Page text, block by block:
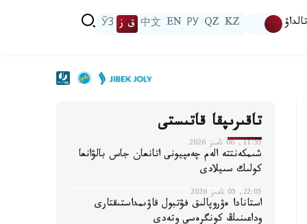
تالداۋ KZ
QZ
РУ
EN
中文 ق ز ЎЗ
تاقىرىپقا قاتىستى
11:55, 06 تامىز 2026
شىمكەنتتە الەم چەمپيونى اتانعان جاس بالۋانعا
كولىك سىيلادى
22:05, 05 تامىز 2026
استانادا ەۋروپالىق فۋتبول قاۋىمداستىقتارى
وداعىنىڭ كونگرەسى وتەدى